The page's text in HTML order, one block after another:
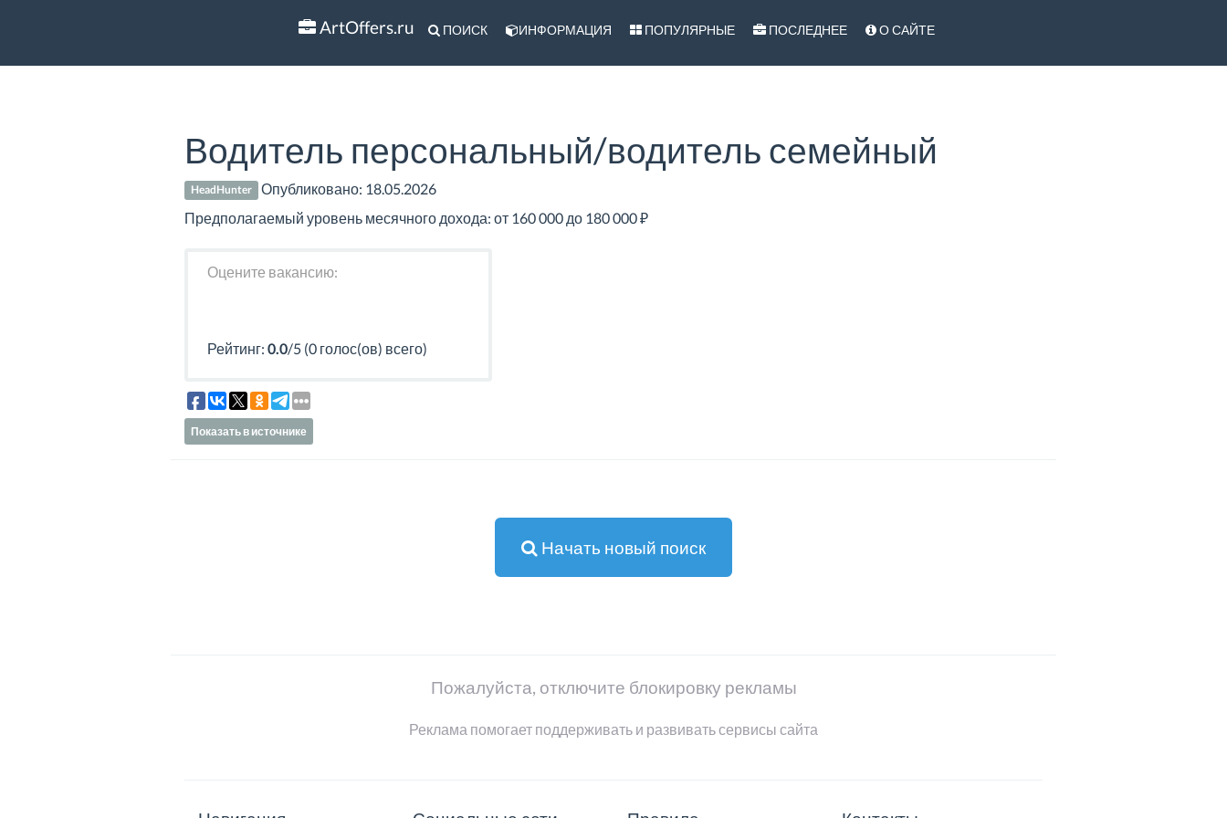
ArtOffers.ru ПОИСК ИНФОРМАЦИЯ ПОПУЛЯРНЫЕ ПОСЛЕДНЕЕ О САЙТЕ
Водитель персональный/водитель семейный
HeadHunter Опубликовано: 18.05.2026
Предполагаемый уровень месячного дохода: от 160 000 до 180 000 ₽
Оцените вакансию:
Рейтинг: 0.0/5 (0 голос(ов) всего)
Показать в источнике
Начать новый поиск
Пожалуйста, отключите блокировку рекламы
Реклама помогает поддерживать и развивать сервисы сайта